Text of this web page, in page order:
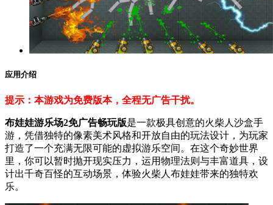
应用介绍
提示：本游戏为免费版本，全程无广告干扰。
布娃娃游乐场2免广告畅玩版是一款极具创意的火柴人沙盒手
游，凭借独特的像素美术风格和开放自由的玩法设计，为玩家
打造了一个充满无限可能的虚拟游乐空间。在这个奇妙世界
里，你可以暂时抛开现实压力，运用物理法则与丰富道具，设
计出千奇百怪的互动场景，体验火柴人布娃娃带来的独特欢
乐。